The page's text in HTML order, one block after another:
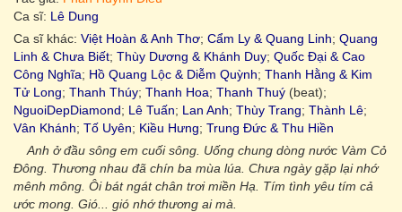
Ca sĩ: Lê Dung
Ca sĩ khác: Việt Hoàn & Anh Thơ; Cẩm Ly & Quang Linh; Quang
Linh & Chưa Biết; Thùy Dương & Khánh Duy; Quốc Đại & Cao
Công Nghĩa; Hồ Quang Lộc & Diễm Quỳnh; Thanh Hằng & Kim
Tử Long; Thanh Thúy; Thanh Hoa; Thanh Thuý (beat);
NguoiDepDiamond; Lê Tuấn; Lan Anh; Thùy Trang; Thành Lê;
Vân Khánh; Tố Uyên; Kiều Hưng; Trung Đức & Thu Hiền
Anh ở đầu sông em cuối sông. Uống chung dòng nước Vàm Cỏ
Đông. Thương nhau đã chín ba mùa lúa. Chưa ngày gặp lại nhớ
mênh mông. Ôi bát ngát chân trơi miền Hạ. Tím tình yêu tím cả
ước mong. Gió... gió nhớ thương ai mà.